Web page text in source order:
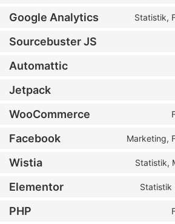
Google Analytics Statistik,
Sourcebuster JS
Automattic
Jetpack
WooCommerce
Facebook Marketing,
Wistia Statistik,
Elementor Statistik
PHP